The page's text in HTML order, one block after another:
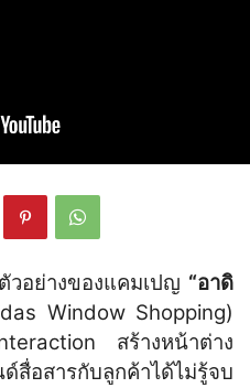
อย่างของแคมเปญ “อาดิ
Window Shopping)
สร้างหน้าต่าง
อสารกับลูกค้าได้ไม่รู้จบ